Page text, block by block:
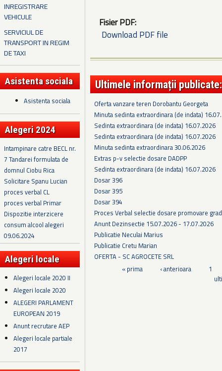
INREGISTRARE
VEHICULE
SERVICIUL DE
TRANSPORT IN REGIM
DE TAXI
Asistenta sociala
Asistenta sociala
Alegeri 2024
Intampinare catre BECL nr.
7 Tandarei formulata de
domnul Ciobu Rica
Solicitare Spanu Lucian
proces verbal CL
proces verbal Primar
Dispozitie interzicere
consum alcool alegeri
09.06.2024
Alegeri locale
Alegeri locale 2020 II
Alegeri locale 2020
ALEGERI PARLAMENT
EUROPEAN 2019
Anunt recrutare AEP
Alegeri locale partiale
2017
Fisier PDF:
Download PDF file
Ultimele informații publicate:
Oferta vanzare teren Dorobantu Georgeta
Minuta sedinta extraordinara (de indata)
Sedinta extraordinara (de indata) 16.07.2026
Sedinta extraordinara (de indata) 16.07.2026
Minuta sedinta extraordinara 30.06.2026
Extras p-v selectie dosare DADPP
Sedinta extraordinara (de indata) 16.07.2026
Dosar 396
Dosar 395
Dosar 394
Proces Verbal selectie dosare promovare
Anunt Dezinsectie 15.07.2026 - 17.07.2026
Publicatie Neculai Marius
Publicatie Cretu Marian
OFERTA - SC AGROCETE SRL
Pagini« prima ‹ anterioara
1